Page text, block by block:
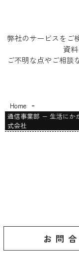
弊社のサービスをご
資
ご不明な点やご相談
Home -
通信事業部 − 生活にか
式会社
お問